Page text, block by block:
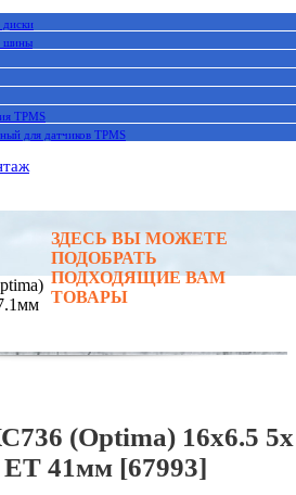
шины
TPMS
для датчиков TPMS
ЗДЕСЬ ВЫ МОЖЕТЕ
ПОДОБРАТЬ
ПОДХОДЯЩИЕ ВАМ
ТОВАРЫ
(Optima) 16x6.5
41мм [67993]